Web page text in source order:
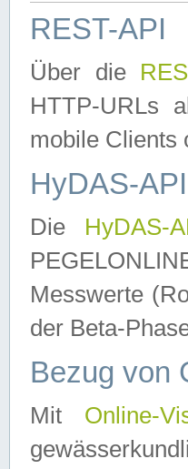
REST-API
Über die
HTTP-URLs
mobile Clients
HyDAS-API
Die HyDAS-
Messwerte
der Beta-
Bezug von
Mit Online-